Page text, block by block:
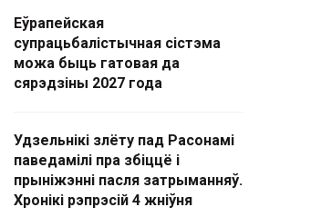
Еўрапейская
супрацьбалістычная сістэма
можа быць гатовая да
сярэдзіны 2027 года
Удзельнікі злёту пад Расонамі
паведамілі пра збіццё і
прыніжэнні пасля затрыманняў.
Хронікі рэпрэсій 4 жніўня